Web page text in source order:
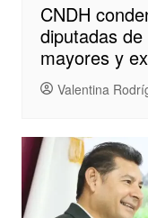
CNDH
diputadas
mayores y
Valentina